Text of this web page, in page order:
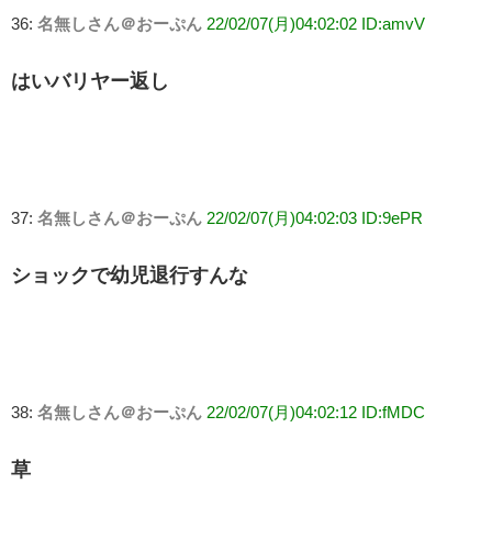
36: 名無しさん＠おーぷん 22/02/07(月)04:02:02 ID:amvV
はいバリヤー返し
37: 名無しさん＠おーぷん 22/02/07(月)04:02:03 ID:9ePR
ショックで幼児退行すんな
38: 名無しさん＠おーぷん 22/02/07(月)04:02:12 ID:fMDC
草